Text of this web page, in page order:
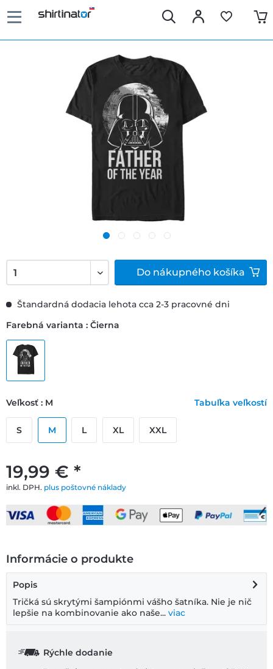
19,99 € *
inkl. DPH. plus poštovné náklady
Štandardná dodacia lehota cca 2-3 pracovné dni
Farebná varianta : Čierna
Veľkosť : M Tabuľka veľkostí
S M L XL XXL
Do nákupného košíka
Informácie o produkte
Popis
Tričká sú skrytými šampiónmi vášho šatníka. Nie je nič
lepšie na kombinovanie ako naše... viac
Rýchle dodanie